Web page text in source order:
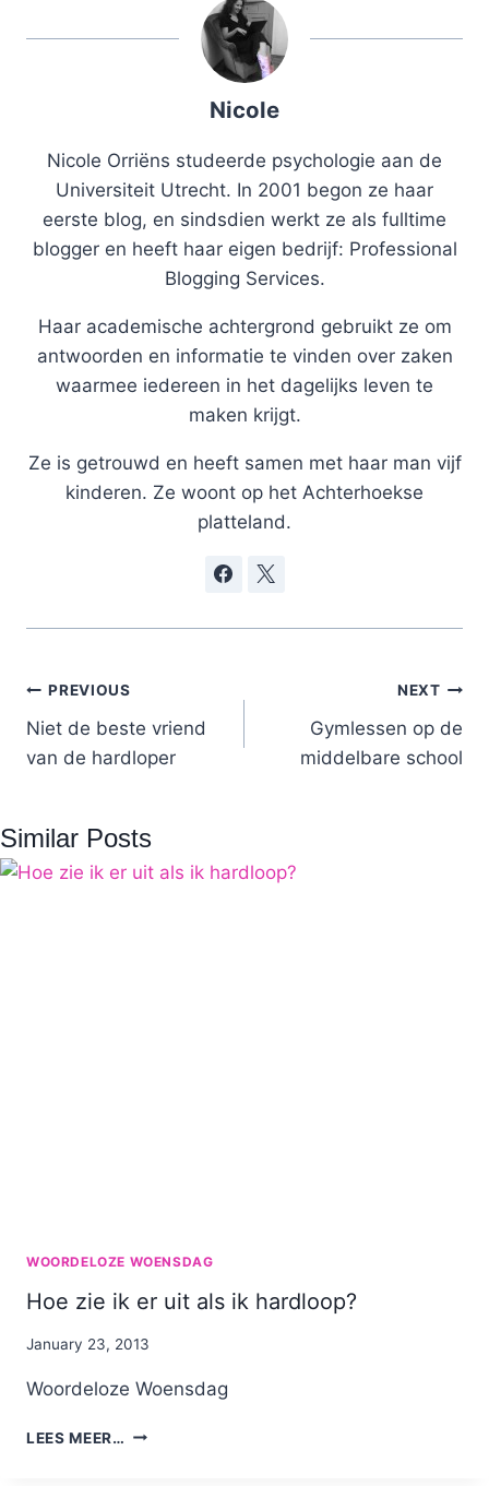
Nicole
Nicole Orriëns studeerde psychologie aan de
Universiteit Utrecht. In 2001 begon ze haar
eerste blog, en sindsdien werkt ze als fulltime
blogger en heeft haar eigen bedrijf: Professional
Blogging Services.
Haar academische achtergrond gebruikt ze om
antwoorden en informatie te vinden over zaken
waarmee iedereen in het dagelijks leven te
maken krijgt.
Ze is getrouwd en heeft samen met haar man vijf
kinderen. Ze woont op het Achterhoekse
platteland.
Post
navigation
PREVIOUS
Niet de beste vriend
van de hardloper
NEXT
Gymlessen op de
middelbare school
Similar Posts
WOORDELOZE WOENSDAG
Hoe zie ik er uit als ik hardloop?
By
January 23, 2013
Woordeloze Woensdag
LEES MEER… HOE